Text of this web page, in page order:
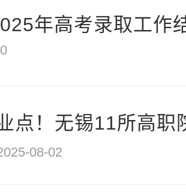
年高考录取工作
点！无锡11所高职
08-02